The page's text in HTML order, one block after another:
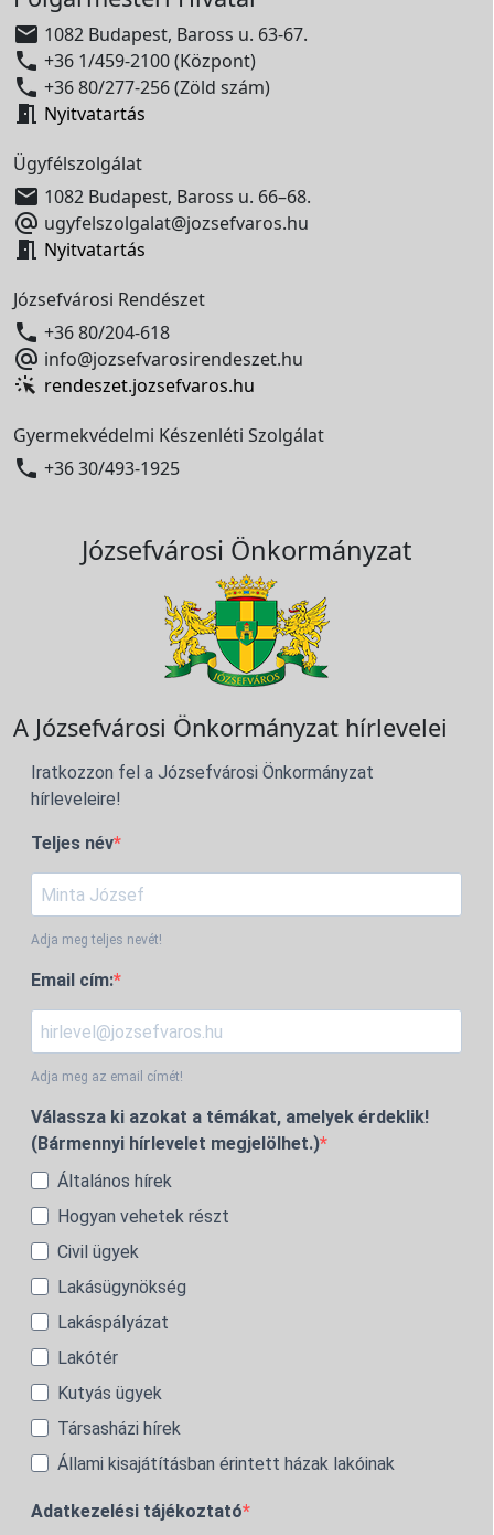
 1082 Budapest, Baross u. 63-67.
 +36 1/459-2100 (Központ)
 +36 80/277-256 (Zöld szám)
 Nyitvatartás
Ügyfélszolgálat
 1082 Budapest, Baross u. 66–68.
 ugyfelszolgalat@jozsefvaros.hu
 Nyitvatartás
Józsefvárosi Rendészet
 +36 80/204-618
 info@jozsefvarosirendeszet.hu
rendeszet.jozsefvaros.hu
Gyermekvédelmi Készenléti Szolgálat
 +36 30/493-1925
Józsefvárosi Önkormányzat
A Józsefvárosi Önkormányzat hírlevelei
Iratkozzon fel a Józsefvárosi Önkormányzat
hírleveleire!
Teljes név
Adja meg teljes nevét!
Email cím:
Adja meg az email címét!
Válassza ki azokat a témákat, amelyek érdeklik!
(Bármennyi hírlevelet megjelölhet.)
Általános hírek
Hogyan vehetek részt
Civil ügyek
Lakásügynökség
Lakáspályázat
Lakótér
Kutyás ügyek
Társasházi hírek
Állami kisajátításban érintett házak lakóinak
Adatkezelési tájékoztató